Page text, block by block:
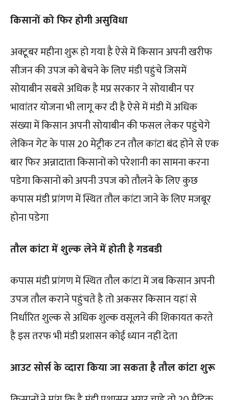
किसानों को फिर होगी असुविधा
अक्टूबर महीना शुरू हो गया है ऐसे में किसान अपनी खरीफ
सीजन की उपज को बेचने के लिए मंडी पहुंचे जिसमें
सोयाबीन सबसे अधिक है मप्र सरकार ने सोयाबीन पर
भावांतर योजना भी लागू कर दी है ऐसे में मंडी में अधिक
संख्या में किसान अपनी सोयाबीन की फसल लेकर पहुंचेगे
लेकिन गेट के पास 20 मेट्रीक टन तौल कांटा बंद होने से एक
बार फिर अन्नादाता किसानों को परेशानी का सामना करना
पडेगा किसानों को अपनी उपज को तौलने के लिए कुछ
कपास मंडी प्रांगण में स्थित तौल कांटा जाने के लिए मजबूर
होना पडेगा
तौल कांटा में शुल्क लेने में होती है गडबडी
कपास मंडी प्रांगण में स्थित तौल कांटा में जब किसान अपनी
उपज तौल कराने पहुंचते है तो अकसर किसान यहां से
निर्धारित शुल्क से अधिक शुल्क वसूलने की शिकायत करते
है इस तरफ भी मंडी प्रशासन कोई ध्यान नहीं देता
आउट सोर्स के व्दारा किया जा सकता है तौल कांटा शुरू